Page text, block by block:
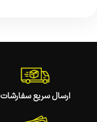
ارسال سریع سفارشات